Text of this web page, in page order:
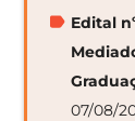
Edital
07/08/